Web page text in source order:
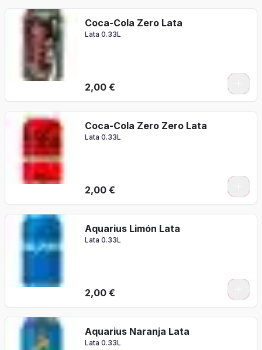
Coca-Cola Zero Lata
Lata 0.33L
2,00 €
Coca-Cola Zero Zero Lata
Lata 0.33L
2,00 €
Aquarius Limón Lata
Lata 0.33L
2,00 €
Aquarius Naranja Lata
Lata 0.33L